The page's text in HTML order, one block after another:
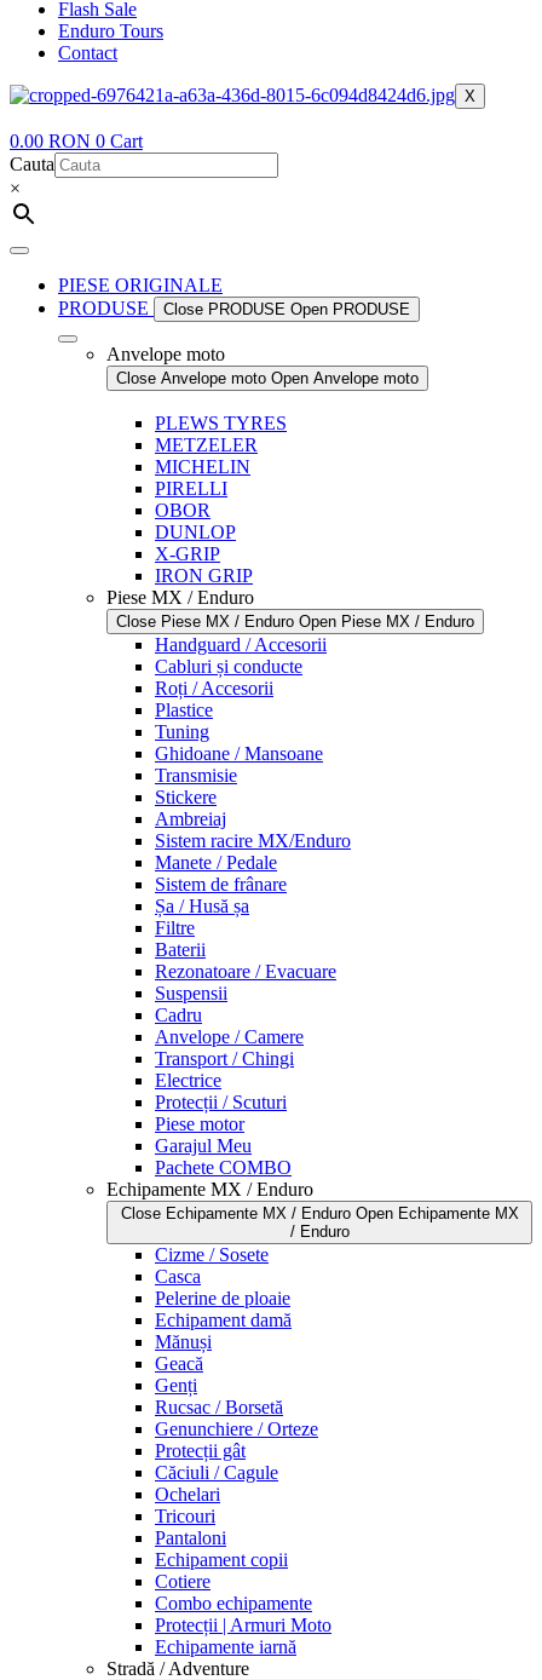
Flash Sale
Enduro Tours
Contact
X
0.00 RON 0 Cart
Cauta
×
PIESE ORIGINALE
PRODUSE
Close PRODUSE Open PRODUSE
Anvelope moto
Close Anvelope moto Open Anvelope moto
PLEWS TYRES
METZELER
MICHELIN
PIRELLI
OBOR
DUNLOP
X-GRIP
IRON GRIP
Piese MX / Enduro
Close Piese MX / Enduro Open Piese MX / Enduro
Handguard / Accesorii
Cabluri și conducte
Roți / Accesorii
Plastice
Tuning
Ghidoane / Mansoane
Transmisie
Stickere
Ambreiaj
Sistem racire MX/Enduro
Manete / Pedale
Sistem de frânare
Șa / Husă șa
Filtre
Baterii
Rezonatoare / Evacuare
Suspensii
Cadru
Anvelope / Camere
Transport / Chingi
Electrice
Protecții / Scuturi
Piese motor
Garajul Meu
Pachete COMBO
Echipamente MX / Enduro
Close Echipamente MX / Enduro Open Echipamente MX
/ Enduro
Cizme / Sosete
Casca
Pelerine de ploaie
Echipament damă
Mănuși
Geacă
Genți
Rucsac / Borsetă
Genunchiere / Orteze
Protecții gât
Căciuli / Cagule
Ochelari
Tricouri
Pantaloni
Echipament copii
Cotiere
Combo echipamente
Protecții | Armuri Moto
Echipamente iarnă
Stradă / Adventure